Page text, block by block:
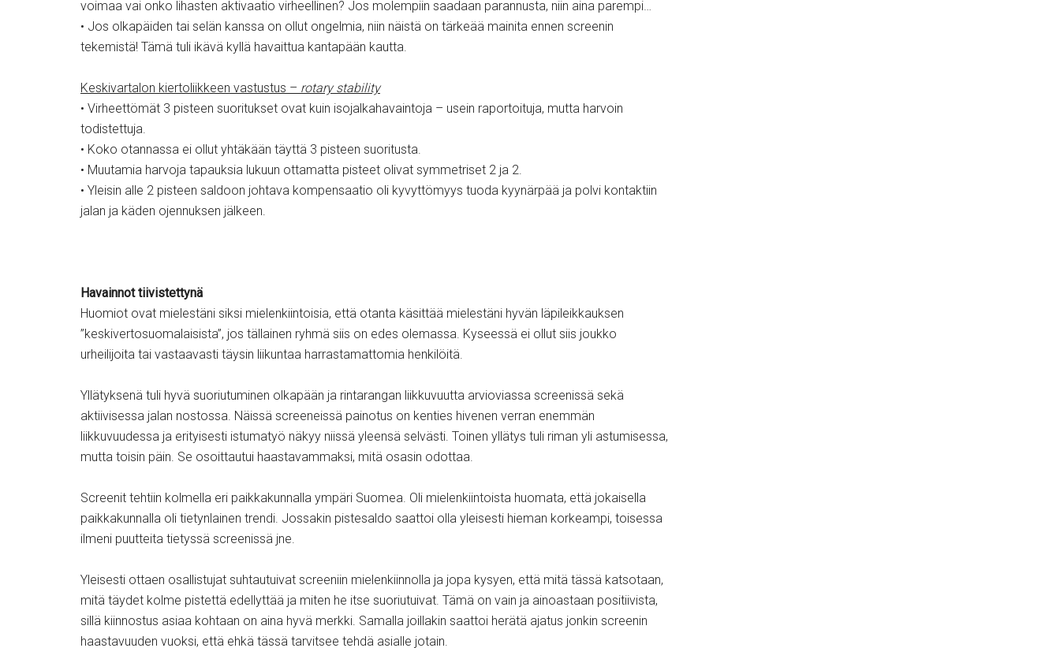
voimaa vai onko lihasten aktivaatio virheellinen? Jos molempiin saadaan parannusta, niin aina parempi…
• Jos olkapäiden tai selän kanssa on ollut ongelmia, niin näistä on tärkeää mainita ennen screenin
tekemistä! Tämä tuli ikävä kyllä havaittua kantapään kautta.
Keskivartalon kiertoliikkeen vastustus – rotary stability
• Virheettömät 3 pisteen suoritukset ovat kuin isojalkahavaintoja – usein raportoituja, mutta harvoin
todistettuja.
• Koko otannassa ei ollut yhtäkään täyttä 3 pisteen suoritusta.
• Muutamia harvoja tapauksia lukuun ottamatta pisteet olivat symmetriset 2 ja 2.
• Yleisin alle 2 pisteen saldoon johtava kompensaatio oli kyvyttömyys tuoda kyynärpää ja polvi kontaktiin
jalan ja käden ojennuksen jälkeen.
Havainnot tiivistettynä
Huomiot ovat mielestäni siksi mielenkiintoisia, että otanta käsittää mielestäni hyvän läpileikkauksen
”keskivertosuomalaisista”, jos tällainen ryhmä siis on edes olemassa. Kyseessä ei ollut siis joukko
urheilijoita tai vastaavasti täysin liikuntaa harrastamattomia henkilöitä.
Yllätyksenä tuli hyvä suoriutuminen olkapään ja rintarangan liikkuvuutta arvioviassa screenissä sekä
aktiivisessa jalan nostossa. Näissä screeneissä painotus on kenties hivenen verran enemmän
liikkuvuudessa ja erityisesti istumatyö näkyy niissä yleensä selvästi. Toinen yllätys tuli riman yli astumisessa,
mutta toisin päin. Se osoittautui haastavammaksi, mitä osasin odottaa.
Screenit tehtiin kolmella eri paikkakunnalla ympäri Suomea. Oli mielenkiintoista huomata, että jokaisella
paikkakunnalla oli tietynlainen trendi. Jossakin pistesaldo saattoi olla yleisesti hieman korkeampi, toisessa
ilmeni puutteita tietyssä screenissä jne.
Yleisesti ottaen osallistujat suhtautuivat screeniin mielenkiinnolla ja jopa kysyen, että mitä tässä katsotaan,
mitä täydet kolme pistettä edellyttää ja miten he itse suoriutuivat. Tämä on vain ja ainoastaan positiivista,
sillä kiinnostus asiaa kohtaan on aina hyvä merkki. Samalla joillakin saattoi herätä ajatus jonkin screenin
haastavuuden vuoksi, että ehkä tässä tarvitsee tehdä asialle jotain.